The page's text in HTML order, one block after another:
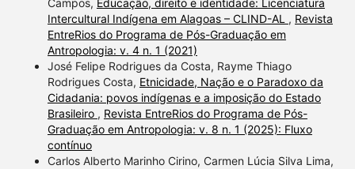
Campos, Educação, direito e identidade: Licenciatura
Intercultural Indígena em Alagoas – CLIND-AL , Revista
EntreRios do Programa de Pós-Graduação em
Antropologia: v. 4 n. 1 (2021)
José Felipe Rodrigues da Costa, Rayme Thiago
Rodrigues Costa, Etnicidade, Nação e o Paradoxo da
Cidadania: povos indígenas e a imposição do Estado
Brasileiro , Revista EntreRios do Programa de Pós-
Graduação em Antropologia: v. 8 n. 1 (2025): Fluxo
contínuo
Carlos Alberto Marinho Cirino, Carmen Lúcia Silva Lima,